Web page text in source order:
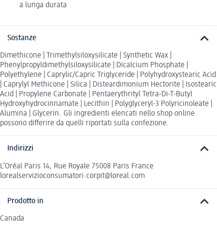
a lunga durata
Sostanze
Dimethicone | Trimethylsiloxysilicate | Synthetic Wax |
Phenylpropyldimethylsiloxysilicate | Dicalcium Phosphate |
Polyethylene | Caprylic/Capric Triglyceride | Polyhydroxystearic Acid
| Caprylyl Methicone | Silica | Disteardimonium Hectorite | Isostearic
Acid | Propylene Carbonate | Pentaerythrityl Tetra-Di-T-Butyl
Hydroxyhydrocinnamate | Lecithin | Polyglyceryl-3 Polyricinoleate |
Alumina | Glycerin. Gli ingredienti elencati nello shop online
possono differire da quelli riportati sulla confezione.
Indirizzi
L’Oréal Paris 14, Rue Royale 75008 Paris France
lorealservizioconsumatori.corpit@loreal.com
Prodotto in
Canada